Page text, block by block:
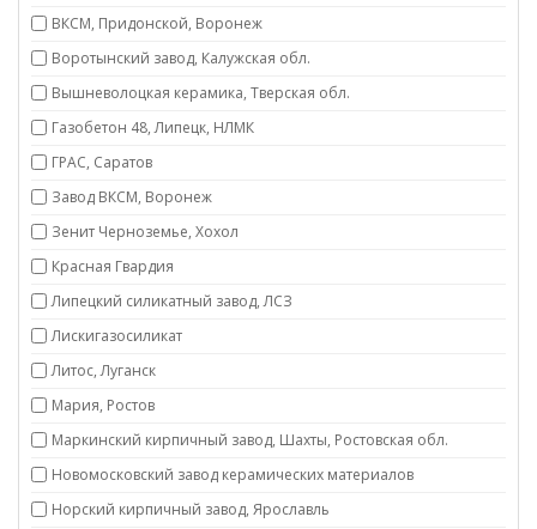
ВКСМ, Придонской, Воронеж
Воротынский завод, Калужская обл.
Вышневолоцкая керамика, Тверская обл.
Газобетон 48, Липецк, НЛМК
ГРАС, Саратов
Завод ВКСМ, Воронеж
Зенит Черноземье, Хохол
Красная Гвардия
Липецкий силикатный завод, ЛСЗ
Лискигазосиликат
Литос, Луганск
Мария, Ростов
Маркинский кирпичный завод, Шахты, Ростовская обл.
Новомосковский завод керамических материалов
Норский кирпичный завод, Ярославль